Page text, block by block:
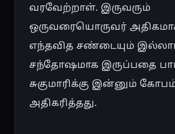
வரவேற்றாள். இருவரும்
ஒருவரையொருவர்
எந்தவித சண்டையும்
சந்தோஷமாக இருப்பதை
சுகுமாரிக்கு இன்னும்
அதிகரித்தது.